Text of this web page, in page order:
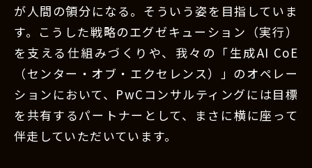
が人間の領分になる。そういう姿を目指していま
す。こうした戦略のエグゼキューション（実行）
を支える仕組みづくりや、我々の「生成AI CoE
（センター・オブ・エクセレンス）」のオペレー
ションにおいて、PwCコンサルティングには目標
を共有するパートナーとして、まさに横に座って
伴走していただいています。